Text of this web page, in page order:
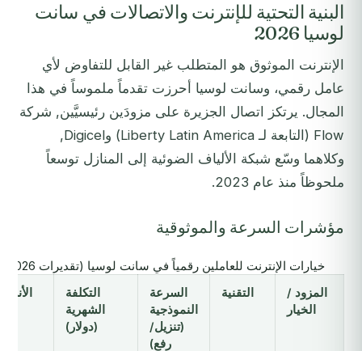
البنية التحتية للإنترنت والاتصالات في سانت
لوسيا 2026
الإنترنت الموثوق هو المتطلب غير القابل للتفاوض لأي
عامل رقمي، وسانت لوسيا أحرزت تقدماً ملموساً في هذا
المجال. يرتكز اتصال الجزيرة على مزودَين رئيسيَّين, شركة
Flow (التابعة لـ Liberty Latin America) وDigicel,
وكلاهما وسّع شبكة الألياف الضوئية إلى المنازل توسعاً
ملحوظاً منذ عام 2023.
مؤشرات السرعة والموثوقية
خيارات الإنترنت للعاملين رقمياً في سانت لوسيا (تقديرات 2026)
المزود /
الخيار
التقنية
السرعة
النموذجية
(تنزيل/
رفع)
التكلفة
الشهرية
(دولار)